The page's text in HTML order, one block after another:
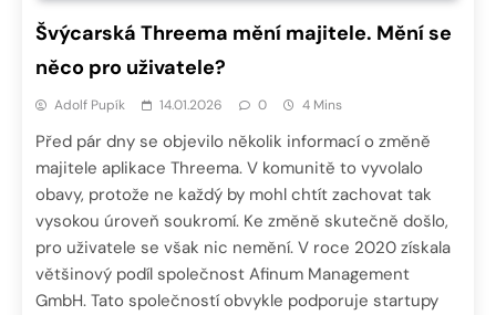
Švýcarská Threema mění majitele. Mění se
něco pro uživatele?
Adolf Pupík 14.01.2026 0 4 Mins
Před pár dny se objevilo několik informací o změně
majitele aplikace Threema. V komunitě to vyvolalo
obavy, protože ne každý by mohl chtít zachovat tak
vysokou úroveň soukromí. Ke změně skutečně došlo,
pro uživatele se však nic nemění. V roce 2020 získala
většinový podíl společnost Afinum Management
GmbH. Tato společností obvykle podporuje startupy